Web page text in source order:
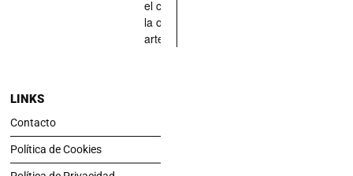
el centro de
la obra de
arte.
LINKS
Contacto
Política de Cookies